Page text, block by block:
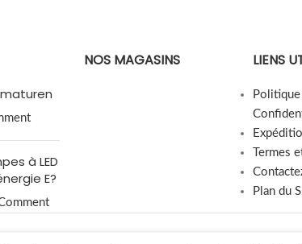
à LED
E?
NOS MAGASINS LIENS
Termes
Plan du